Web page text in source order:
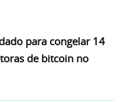
para congelar 14
de bitcoin no